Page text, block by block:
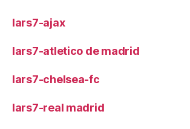
lars7-ajax
lars7-atletico de madrid
lars7-chelsea-fc
lars7-real madrid